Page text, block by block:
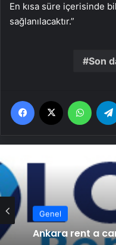
En kısa süre içerisinde
sağlanılacaktır.”
Son
Facebook
Genel
Ankara rent a